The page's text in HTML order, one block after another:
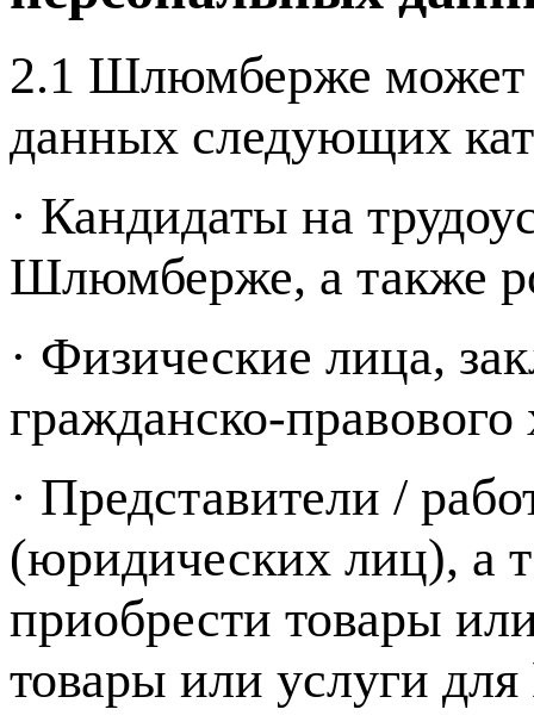
2.1 Шлюмберже может
данных следующих
· Кандидаты на
Шлюмберже, а также
· Физические лица,
гражданско-правового
· Представители /
(юридических лиц), а
приобрести товары
товары или услуги